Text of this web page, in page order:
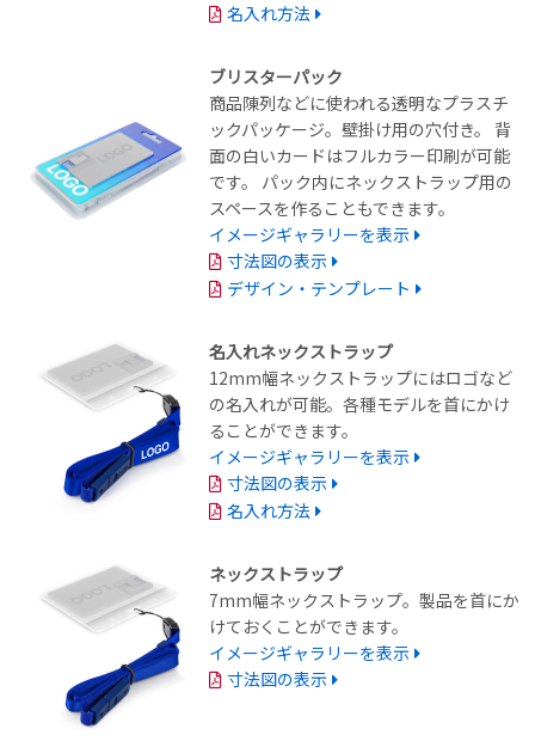
名入れ方法
ブリスターパック
商品陳列などに使われる透明なプラスチ
ックパッケージ。壁掛け用の穴付き。 背
面の白いカードはフルカラー印刷が可能
です。 パック内にネックストラップ用の
スペースを作ることもできます。
イメージギャラリーを表示
寸法図の表示
デザイン・テンプレート
名入れネックストラップ
12mm幅ネックストラップにはロゴなど
の名入れが可能。各種モデルを首にかけ
ることができます。
イメージギャラリーを表示
寸法図の表示
名入れ方法
ネックストラップ
7mm幅ネックストラップ。製品を首にか
けておくことができます。
イメージギャラリーを表示
寸法図の表示